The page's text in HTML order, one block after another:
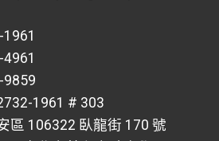
1961 # 303
區 106322 臥龍街 170 號